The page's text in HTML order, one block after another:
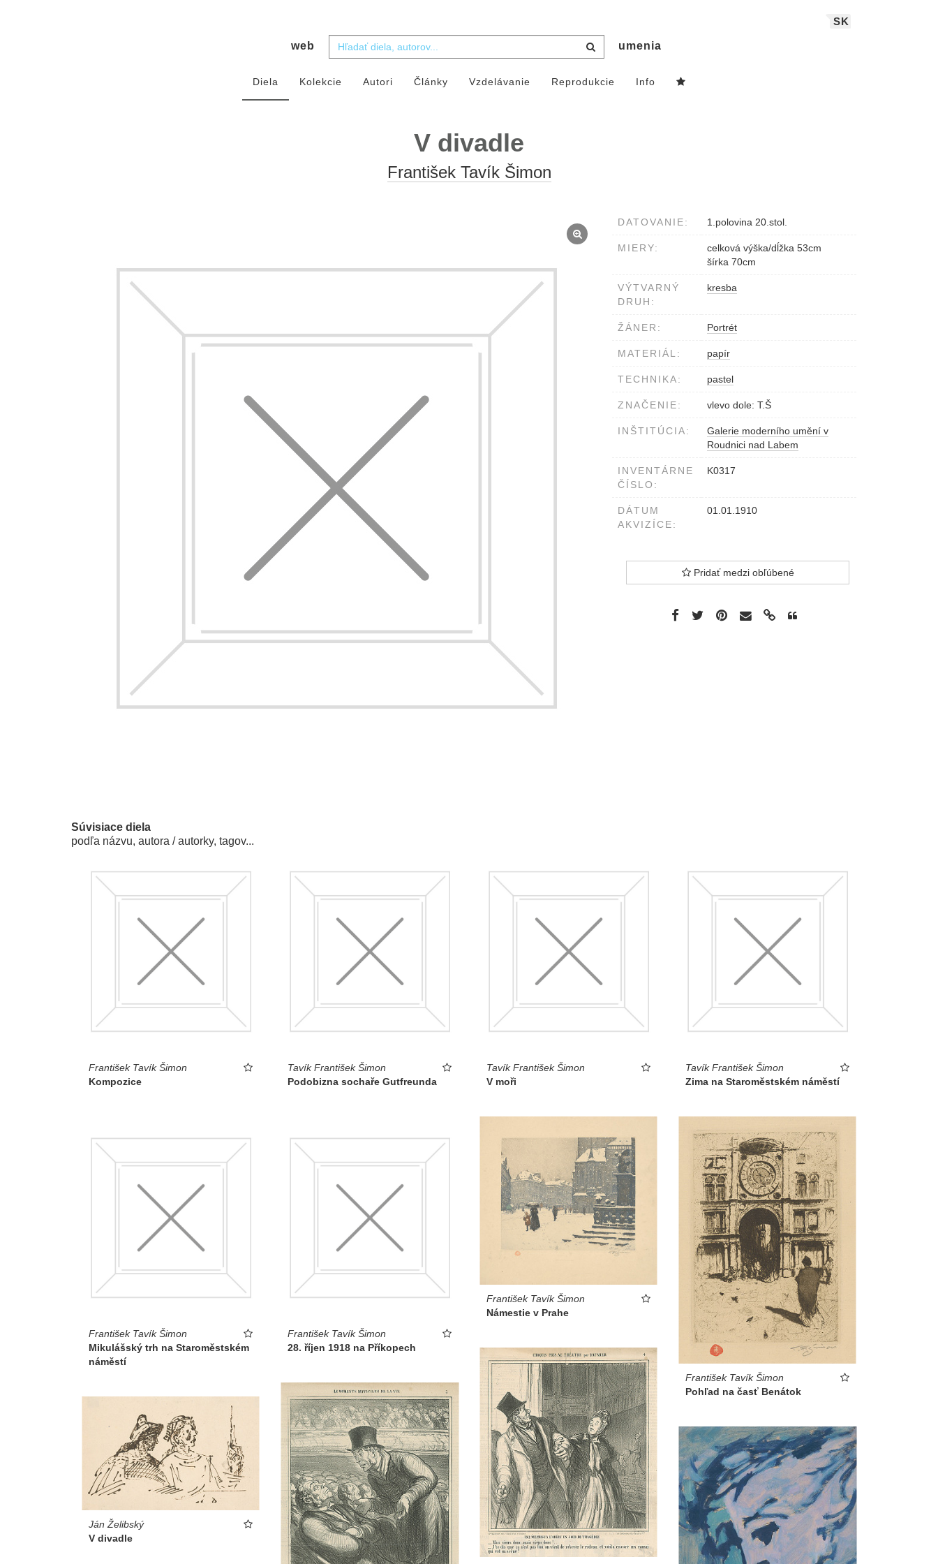
SK
web umenia
Diela Kolekcie Autori Články Vzdelávanie Reprodukcie Info
V divadle
František Tavík Šimon
DATOVANIE: 1.polovina 20.stol.
MIERY:
celková výška/dĺžka 53cm
šírka 70cm
VÝTVARNÝ
DRUH:
kresba
ŽÁNER: Portrét
MATERIÁL: papír
TECHNIKA: pastel
ZNAČENIE: vlevo dole: T.Š
INŠTITÚCIA:
Galerie moderního umění v
Roudnici nad Labem
INVENTÁRNE
ČÍSLO:
K0317
DÁTUM
AKVIZÍCE:
01.01.1910
Pridať medzi obľúbené
Súvisiace diela
podľa názvu, autora / autorky, tagov...
František Tavík Šimon
Kompozice
Tavík František Šimon
Podobizna sochaře Gutfreunda
Tavík František Šimon
V moři
Tavík František Šimon
Zima na Staroměstském náměstí
František Tavík Šimon
Mikulášský trh na Staroměstském
náměstí
František Tavík Šimon
28. říjen 1918 na Příkopech
František Tavík Šimon
Námestie v Prahe
František Tavík Šimon
Pohľad na časť Benátok
Ján Želibský
V divadle